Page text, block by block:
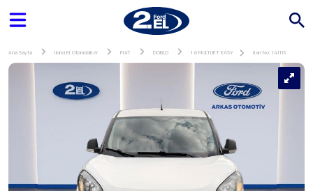
Ana Sayfa İkinci El Otomobiller FIAT DOBLO 1.6 MULTIJET EASY İlan No: 141115